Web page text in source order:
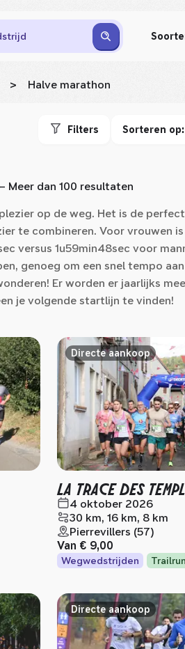
> Halve marathon
Filters Sorteren
– Meer dan 100 resultaten
op de weg. Het is de
te combineren. Voor vrouwen
versus 1u59min48sec voor
genoeg om een snel tempo
Er worden er jaarlijks
je volgende startlijn te vinden!
Directe aankoop
LA TRACE DES
4 oktober 2026
30 km, 16 km, 8 km
Pierrevillers (57)
Van € 9,00
Wegwedstrijden
Directe aankoop